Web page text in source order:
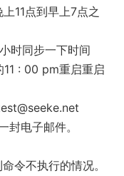
11点到早上7点之
同步一下时间
: 00 pm重启重启
电子邮件。
令不执行的情况。